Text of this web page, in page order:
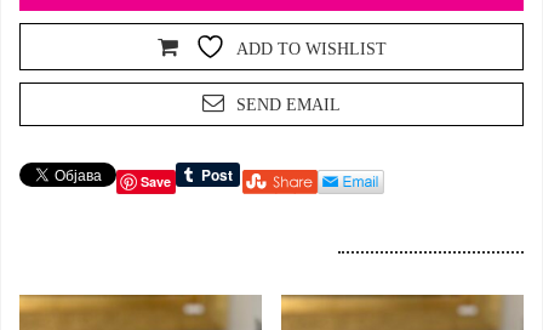
ADD TO WISHLIST
SEND EMAIL
Save